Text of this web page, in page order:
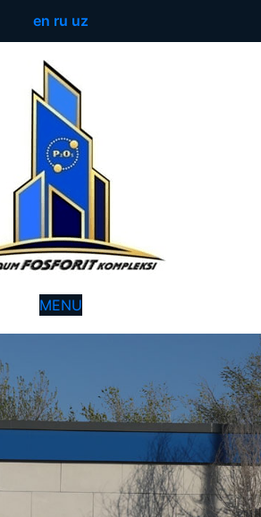
en ru uz
MENU